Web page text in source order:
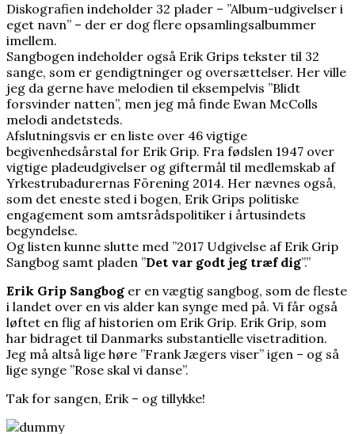
Diskografien indeholder 32 plader – ”Album-udgivelser i
eget navn” – der er dog flere opsamlingsalbummer
imellem.
Sangbogen indeholder også Erik Grips tekster til 32
sange, som er gendigtninger og oversættelser. Her ville
jeg da gerne have melodien til eksempelvis ”Blidt
forsvinder natten”, men jeg må finde Ewan McColls
melodi andetsteds.
Afslutningsvis er en liste over 46 vigtige
begivenhedsårstal for Erik Grip. Fra fødslen 1947 over
vigtige pladeudgivelser og giftermål til medlemskab af
Yrkestrubadurernas Förening 2014. Her nævnes også,
som det eneste sted i bogen, Erik Grips politiske
engagement som amtsrådspolitiker i årtusindets
begyndelse.
Og listen kunne slutte med ”2017 Udgivelse af Erik Grip
Sangbog samt pladen ”Det var godt jeg træf dig”.”
Erik Grip Sangbog er en vægtig sangbog, som de fleste
i landet over en vis alder kan synge med på. Vi får også
løftet en flig af historien om Erik Grip. Erik Grip, som
har bidraget til Danmarks substantielle visetradition.
Jeg må altså lige høre ”Frank Jægers viser” igen – og så
lige synge ”Rose skal vi danse”.
Tak for sangen, Erik – og tillykke!